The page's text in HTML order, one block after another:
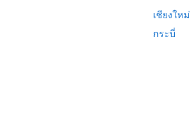
เชียงใหม่
กระบี่